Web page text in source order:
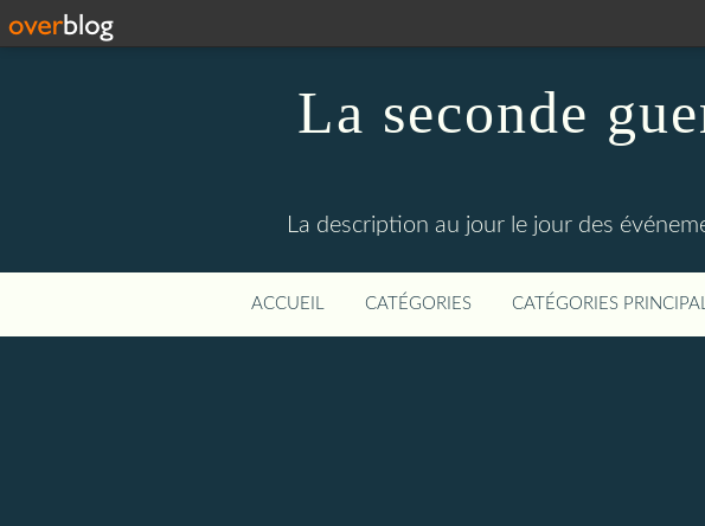
La seconde
La description au jour le jour des
ACCUEIL CATÉGORIES CATÉGORIES